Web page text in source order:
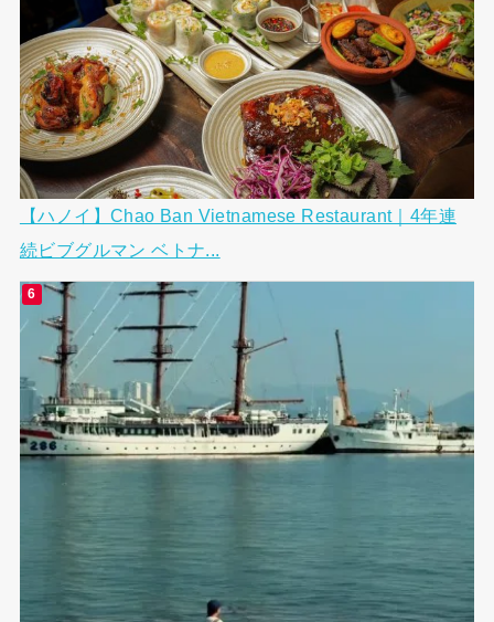
【ハノイ】Chao Ban Vietnamese Restaurant｜4年連
続ビブグルマン ベトナ...